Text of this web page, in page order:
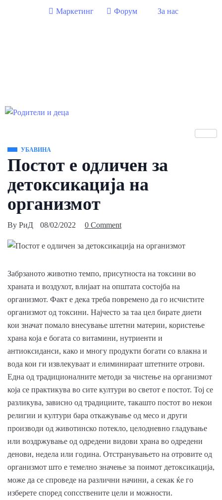
Маркетинг Форум За нас
УБАВИНА
Постот е одличен за
детоксикација на
организмот
By РиД 08/02/2022 0 Comment
Забрзаното животно темпо, присутноста на токсини во
храната и воздухот, влијаат на општата состојба на
организмот. Факт е дека треба повремено да го исчистите
организмот од токсини. Најчесто за таа цел бирате диети
кои значат помало внесување штетни материи, користење
храна која е богата со витамини, нутриенти и
антиоксиданси, како и многу продукти богати со влакна и
вода кои ги извлекуваат и елиминираат штетните отрови.
Една од традиционалните методи за чистење на организмот
која се практикува во сите култури во светот е постот. Тој се
разликува, зависно од традициите, такашто постот во некои
религии и култури бара откажување од месо и други
производи од животинско потекло, целодневно гладување
или воздржување од одредени видови храна во одредени
денови, недела или година. Отстранувањето на отровите од
организмот што е темелно значење за поимот детоксикација,
може да се спроведе на различни начини, а секак ќе го
изберете според сопсствените цели и можности.